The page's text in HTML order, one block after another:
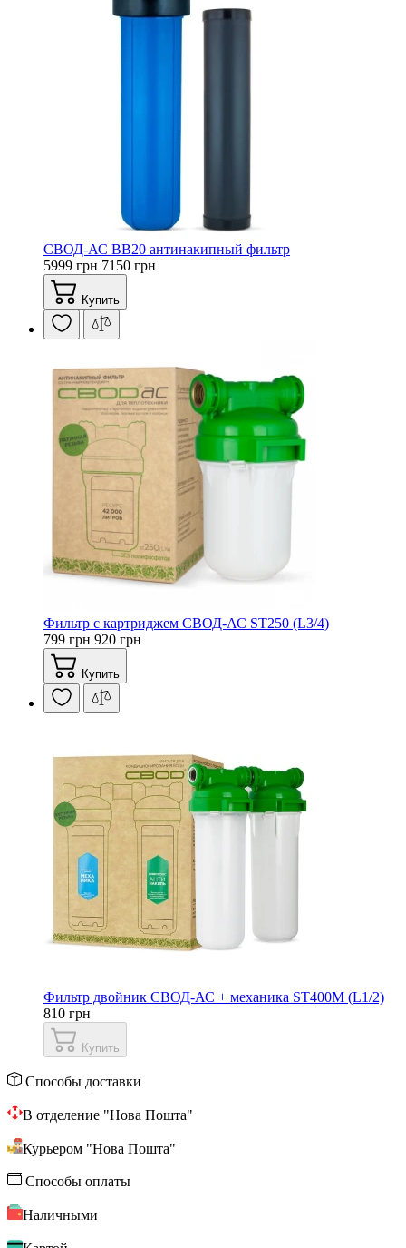
СВОД-АС ВВ20 антинакипный фильтр
5999 грн 7150 грн
Купить
Фильтр с картриджем СВОД-АС ST250 (L3/4)
799 грн 920 грн
Купить
Фильтр двойник СВОД-АС + механика ST400M (L1/2)
810 грн
Купить
Способы доставки
В отделение "Нова Пошта"
Курьером "Нова Пошта"
Способы оплаты
Наличными